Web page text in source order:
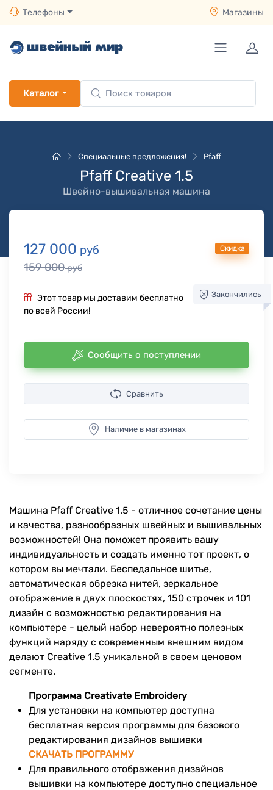
Телефоны Магазины
Каталог
Специальные предложения! Pfaff
Pfaff Creative 1.5
Швейно-вышивальная машина
127 000 руб
159 000руб
Скидка
Закончились
Этот товар мы доставим бесплатно
по всей России!
Сообщить о поступлении
Сравнить
Наличие в магазинах
Машина Pfaff Creative 1.5 - отличное сочетание цены
и качества, разнообразных швейных и вышивальных
возможностей! Она поможет проявить вашу
индивидуальность и создать именно тот проект, о
котором вы мечтали. Беспедальное шитье,
автоматическая обрезка нитей, зеркальное
отображение в двух плоскостях, 150 строчек и 101
дизайн с возможностью редактирования на
компьютере - целый набор невероятно полезных
функций наряду с современным внешним видом
делают Creative 1.5 уникальной в своем ценовом
сегменте.
Программа Creativate Embroidery
Для установки на компьютер доступна
бесплатная версия программы для базового
редактирования дизайнов вышивки
СКАЧАТЬ ПРОГРАММУ
Для правильного отображения дизайнов
вышивки на компьютере доступно специальное